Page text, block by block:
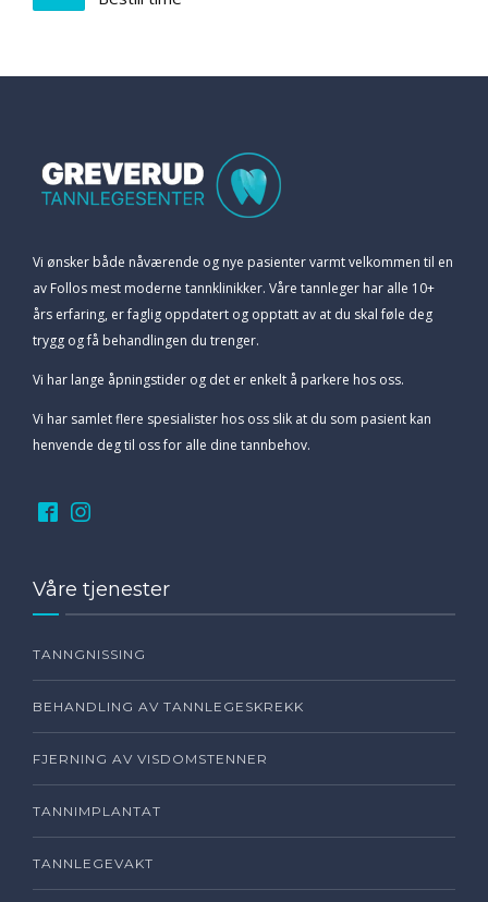
Vi ønsker både nåværende og nye pasienter varmt velkommen til en
av Follos mest moderne tannklinikker. Våre tannleger har alle 10+
års erfaring, er faglig oppdatert og opptatt av at du skal føle deg
trygg og få behandlingen du trenger.
Vi har lange åpningstider og det er enkelt å parkere hos oss.
Vi har samlet flere spesialister hos oss slik at du som pasient kan
henvende deg til oss for alle dine tannbehov.
Våre tjenester
TANNGNISSING
BEHANDLING AV TANNLEGESKREKK
FJERNING AV VISDOMSTENNER
TANNIMPLANTAT
TANNLEGEVAKT